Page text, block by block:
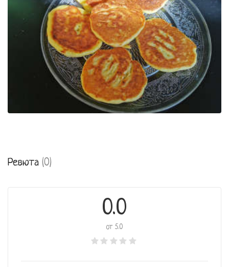
Ревюта (0)
0.0
от 5.0